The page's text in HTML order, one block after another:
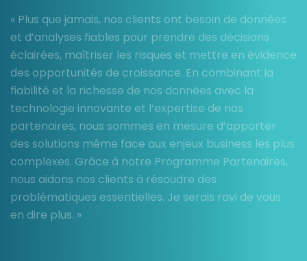
« Plus que jamais, nos clients ont besoin de données
et d’analyses fiables pour prendre des décisions
éclairées, maîtriser les risques et mettre en évidence
des opportunités de croissance. En combinant la
fiabilité et la richesse de nos données avec la
technologie innovante et l’expertise de nos
partenaires, nous sommes en mesure d’apporter
des solutions même face aux enjeux business les plus
complexes. Grâce à notre Programme Partenaires,
nous aidons nos clients à résoudre des
problématiques essentielles. Je serais ravi de vous
en dire plus. »